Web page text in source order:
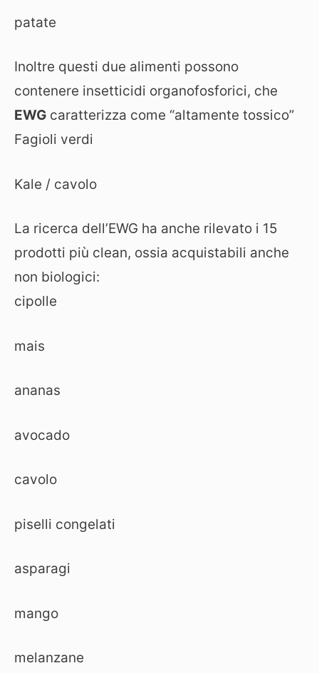
patate
Inoltre questi due alimenti possono
contenere insetticidi organofosforici, che
EWG caratterizza come “altamente tossico”
Fagioli verdi
Kale / cavolo
La ricerca dell’EWG ha anche rilevato i 15
prodotti più clean, ossia acquistabili anche
non biologici:
cipolle
mais
ananas
avocado
cavolo
piselli congelati
asparagi
mango
melanzane